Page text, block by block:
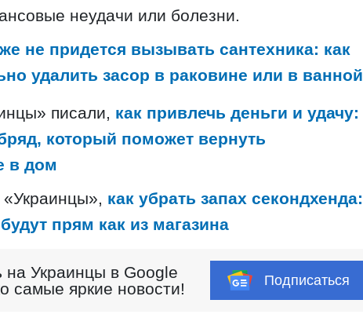
неудачи или болезни.
не придется вызывать сантехника: как
удалить засор в раковине или в ванной
писали, как привлечь деньги и удачу:
который поможет вернуть
в дом
как убрать запах секондхенда:
прям как из магазина
Украинцы в Google
самые яркие новости!
Подписаться